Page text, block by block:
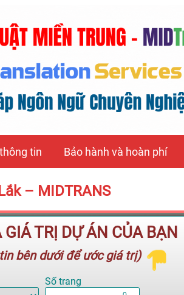
tin Bảo hành và hoàn phí
– MIDTRANS
TRỊ DỰ ÁN CỦA BẠN
bên dưới để ước giá trị)
Số trang